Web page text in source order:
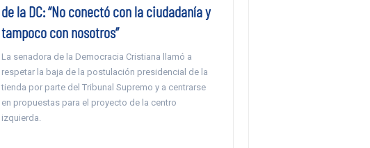
de la DC: “No conectó con la ciudadanía y
tampoco con nosotros”
La senadora de la Democracia Cristiana llamó a
respetar la baja de la postulación presidencial de la
tienda por parte del Tribunal Supremo y a centrarse
en propuestas para el proyecto de la centro
izquierda.